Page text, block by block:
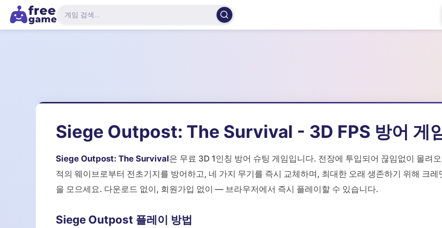
Siege Outpost: The Survival - 3D FPS 방어 게
Siege Outpost: The Survival은 무료 3D 1인칭 방어 슈팅 게임입니다. 전장에 투입되어 끊임없이 몰려
적의 웨이브로부터 전초기지를 방어하고, 네 가지 무기를 즉시 교체하며, 최대한 오래 생존하기 위해 크레
을 모으세요. 다운로드 없이, 회원가입 없이 — 브라우저에서 즉시 플레이할 수 있습니다.
Siege Outpost 플레이 방법